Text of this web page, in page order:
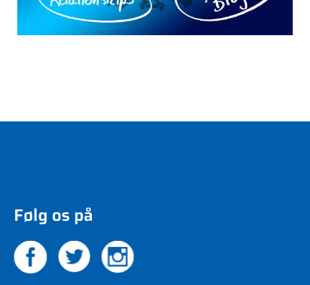
Følg os på